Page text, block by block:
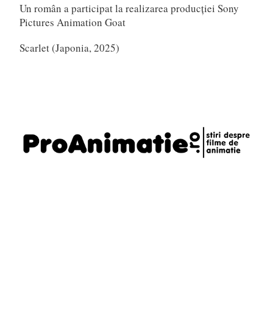
Un român a participat la realizarea producției Sony
Pictures Animation Goat
Scarlet (Japonia, 2025)